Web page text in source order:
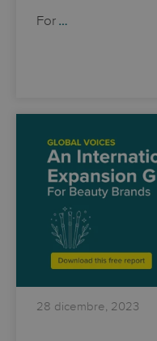
For…
28 dicembre, 2023